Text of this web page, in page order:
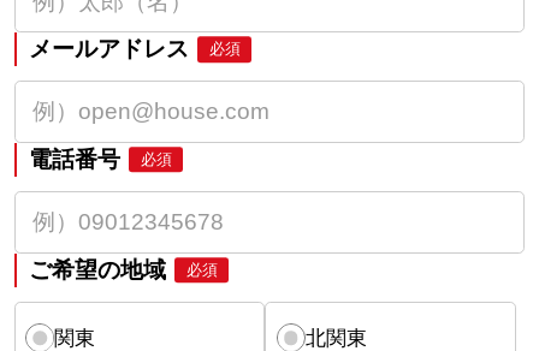
メールアドレス 必須
電話番号 必須
ご希望の地域 必須
関東 北関東